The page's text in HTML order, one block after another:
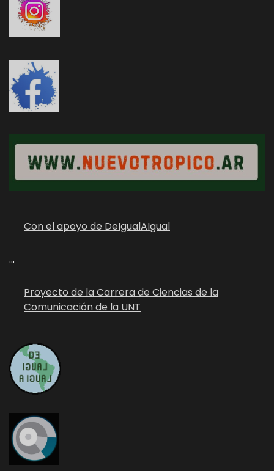
Con el apoyo de DeIgualAIgual
...
Proyecto de la Carrera de Ciencias de la
Comunicación de la UNT